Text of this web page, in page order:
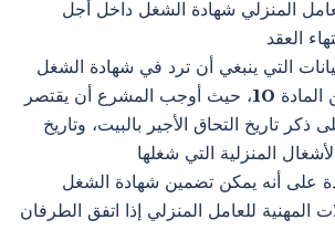
المنزلي شهادة الشغل داخل أجل
التي ينبغي أن ترد في شهادة الشغل
في الفقرة الثانية من المادة 10، حيث أوجب المشرع أن يقتصر
تاريخ التحاق الأجير بالبيت، وتاريخ
على أنه يمكن تضمين شهادة الشغل
المهنية للعامل المنزلي إذا اتفق الطرفان